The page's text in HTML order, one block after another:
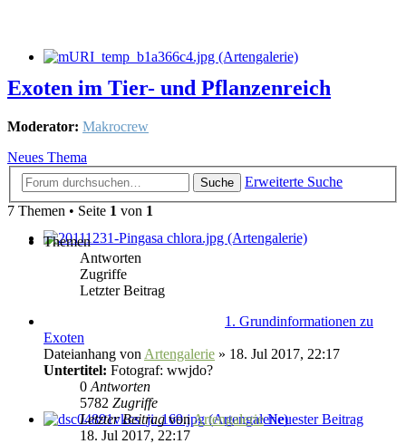
Exoten im Tier- und Pflanzenreich
Moderator: Makrocrew
Neues Thema
Suche
Erweiterte Suche
7 Themen • Seite 1 von 1
Themen
Antworten
Zugriffe
Letzter Beitrag
1. Grundinformationen zu
Exoten
Dateianhang von Artengalerie » 18. Jul 2017, 22:17
Untertitel: Fotograf: wwjdo?
0 Antworten
5782 Zugriffe
Letzter BeitragvonArtengalerie Neuester Beitrag
18. Jul 2017, 22:17